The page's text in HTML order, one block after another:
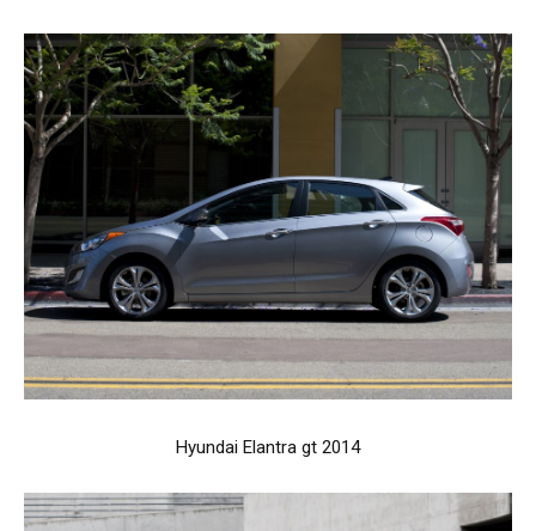
Hyundai Elantra gt 2014